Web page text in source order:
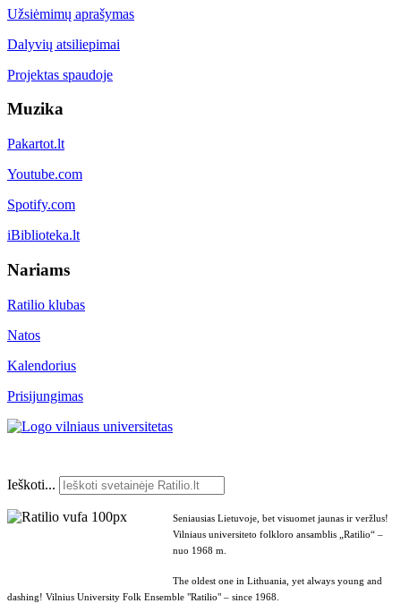
Užsiėmimų aprašymas
Dalyvių atsiliepimai
Projektas spaudoje
Muzika
Pakartot.lt
Youtube.com
Spotify.com
iBiblioteka.lt
Nariams
Ratilio klubas
Natos
Kalendorius
Prisijungimas
Ieškoti...
Seniausias Lietuvoje, bet visuomet jaunas ir veržlus!
Vilniaus universiteto folkloro ansamblis „Ratilio“ –
nuo 1968 m.
The oldest one in Lithuania, yet always young and
dashing! Vilnius University Folk Ensemble "Ratilio" – since 1968.